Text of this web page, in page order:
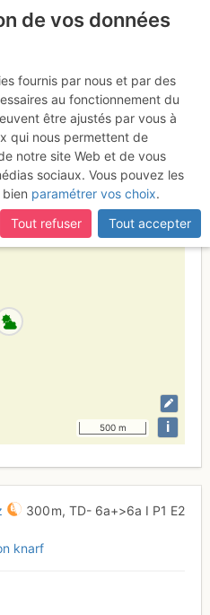
Le Magicien
2017
- Aiguilles Rouges - Fiz
500 m i
300 m, TD- 6a+>6a I P1 E2
knarf
de vos données
fournis par nous et par des
au fonctionnement du
être ajustés par vous à
qui nous permettent de
notre site Web et de vous
sociaux. Vous pouvez les
paramétrer vos choix.
Tout refuser
Tout accepter